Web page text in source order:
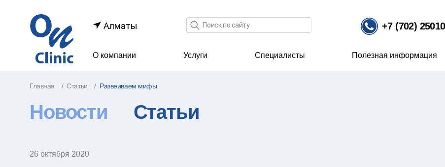
Алматы Поле поиска +7 (702)
О компании Услуги Специалисты Полезная информация
Главная Статьи Развеиваем мифы
Новости Статьи
26 октября 2020